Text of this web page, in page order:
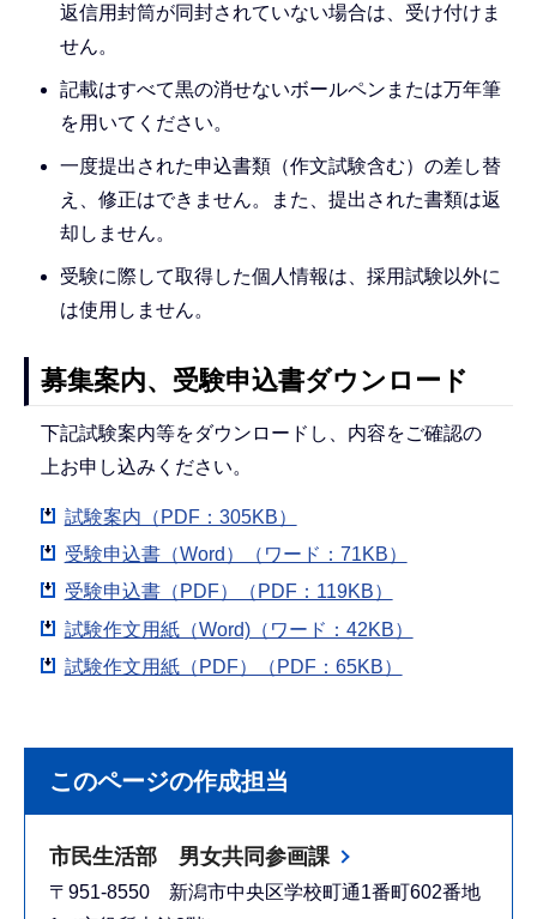
返信用封筒が同封されていない場合は、受け付けま
せん。
記載はすべて黒の消せないボールペンまたは万年筆
を用いてください。
一度提出された申込書類（作文試験含む）の差し替
え、修正はできません。また、提出された書類は返
却しません。
受験に際して取得した個人情報は、採用試験以外に
は使用しません。
募集案内、受験申込書ダウンロード
下記試験案内等をダウンロードし、内容をご確認の
上お申し込みください。
試験案内（PDF：305KB）
受験申込書（Word）（ワード：71KB）
受験申込書（PDF）（PDF：119KB）
試験作文用紙（Word)（ワード：42KB）
試験作文用紙（PDF）（PDF：65KB）
このページの作成担当
市民生活部 男女共同参画課
〒951-8550 新潟市中央区学校町通1番町602番地